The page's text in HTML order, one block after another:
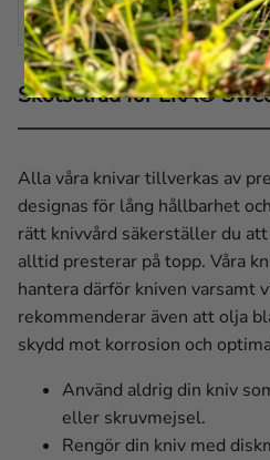
EGENSKAPER
Skötselråd för EKA®
Alla våra knivar tillverkas av
designas för lång hållbarhet
rätt knivvård säkerställer du
alltid presterar på topp. Våra
hantera därför kniven varsamt
rekommenderar även att olja
skydd mot korrosion och
Använd aldrig din kniv
eller skruvmejsel.
Rengör din kniv med